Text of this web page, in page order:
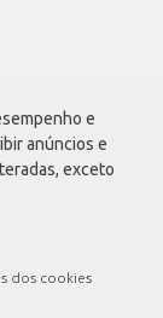
e
anúncios e
exceto
dos cookies
Paulo - SP | CEP
09
jurídicos: